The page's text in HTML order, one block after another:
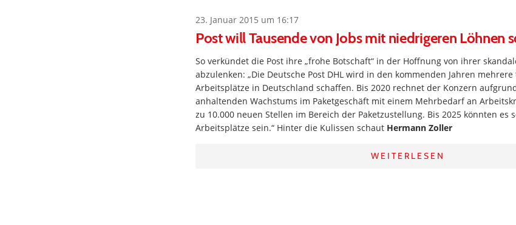
23. Januar 2015 um 16:17
Post will Tausende von Jobs mit niedrigeren Löhnen
So verkündet die Post ihre „frohe Botschaft“ in der Hoffnung von ihrer
abzulenken: „Die Deutsche Post DHL wird in den kommenden Jahren
Arbeitsplätze in Deutschland schaffen. Bis 2020 rechnet der Konzern
anhaltenden Wachstums im Paketgeschäft mit einem Mehrbedarf an
zu 10.000 neuen Stellen im Bereich der Paketzustellung. Bis 2025 könnten es
Arbeitsplätze sein.“ Hinter die Kulissen schaut Hermann Zoller
WEITERLESEN